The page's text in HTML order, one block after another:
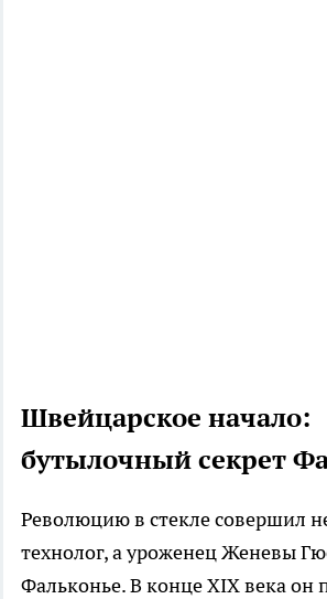
Швейцарское начало:
бутылочный секрет
Революцию в стекле совершил
технолог, а уроженец Женевы
Фальконье. В конце XIX века он